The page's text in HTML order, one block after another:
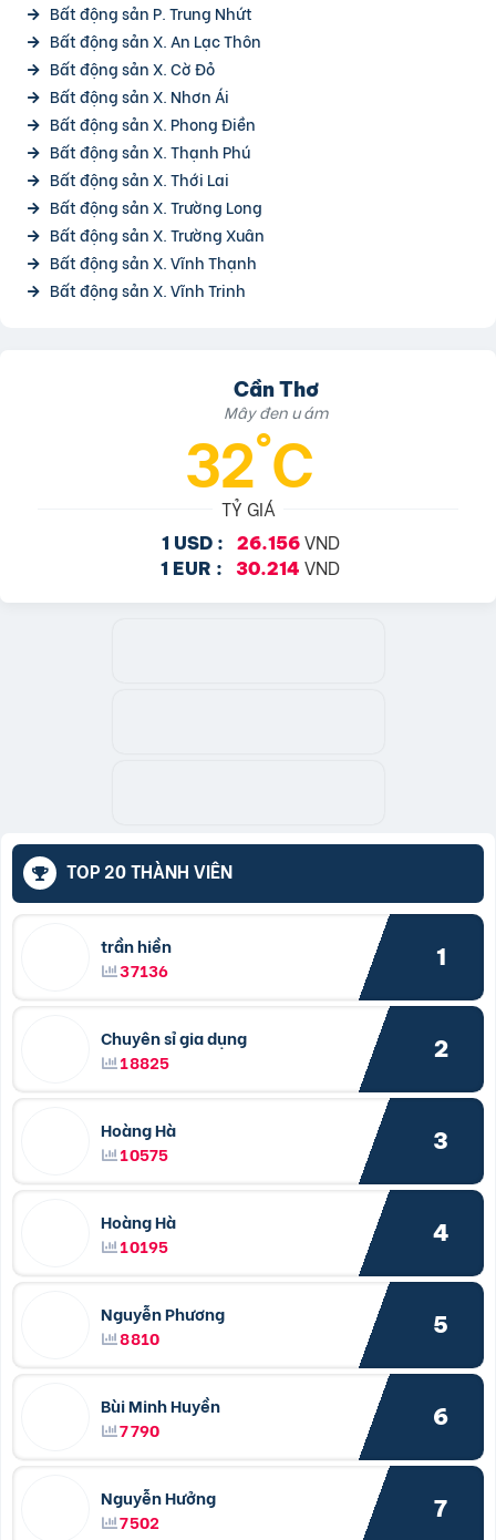
Bất động sản P. Trung Nhứt
Bất động sản X. An Lạc Thôn
Bất động sản X. Cờ Đỏ
Bất động sản X. Nhơn Ái
Bất động sản X. Phong Điền
Bất động sản X. Thạnh Phú
Bất động sản X. Thới Lai
Bất động sản X. Trường Long
Bất động sản X. Trường Xuân
Bất động sản X. Vĩnh Thạnh
Bất động sản X. Vĩnh Trinh
Cần Thơ
Mây đen u ám
32°C
TỶ GIÁ
1 USD : 26.156VND
1 EUR : 30.214 VND
TOP 20 THÀNH VIÊN
trần hiền
37136
1
Chuyên sỉ gia dụng
18825
2
Hoàng Hà
10575
3
Hoàng Hà
10195
4
Nguyễn Phương
8810
5
Bùi Minh Huyền
7790
6
Nguyễn Hưởng
7502
7